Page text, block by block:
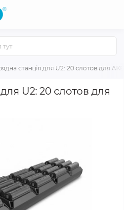
станція для U2: 20 слотoв для АКБ
U2: 20 слотoв для